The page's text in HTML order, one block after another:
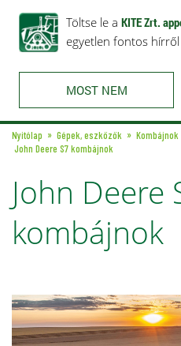
Töltse le a KITE Zrt.
egyetlen fontos hírről
MOST NEM
Rólunk Ajánlataink Karrier
Nyitólap Gépek, eszközök
John Deere S7 kombájnok
John Deere
kombájnok